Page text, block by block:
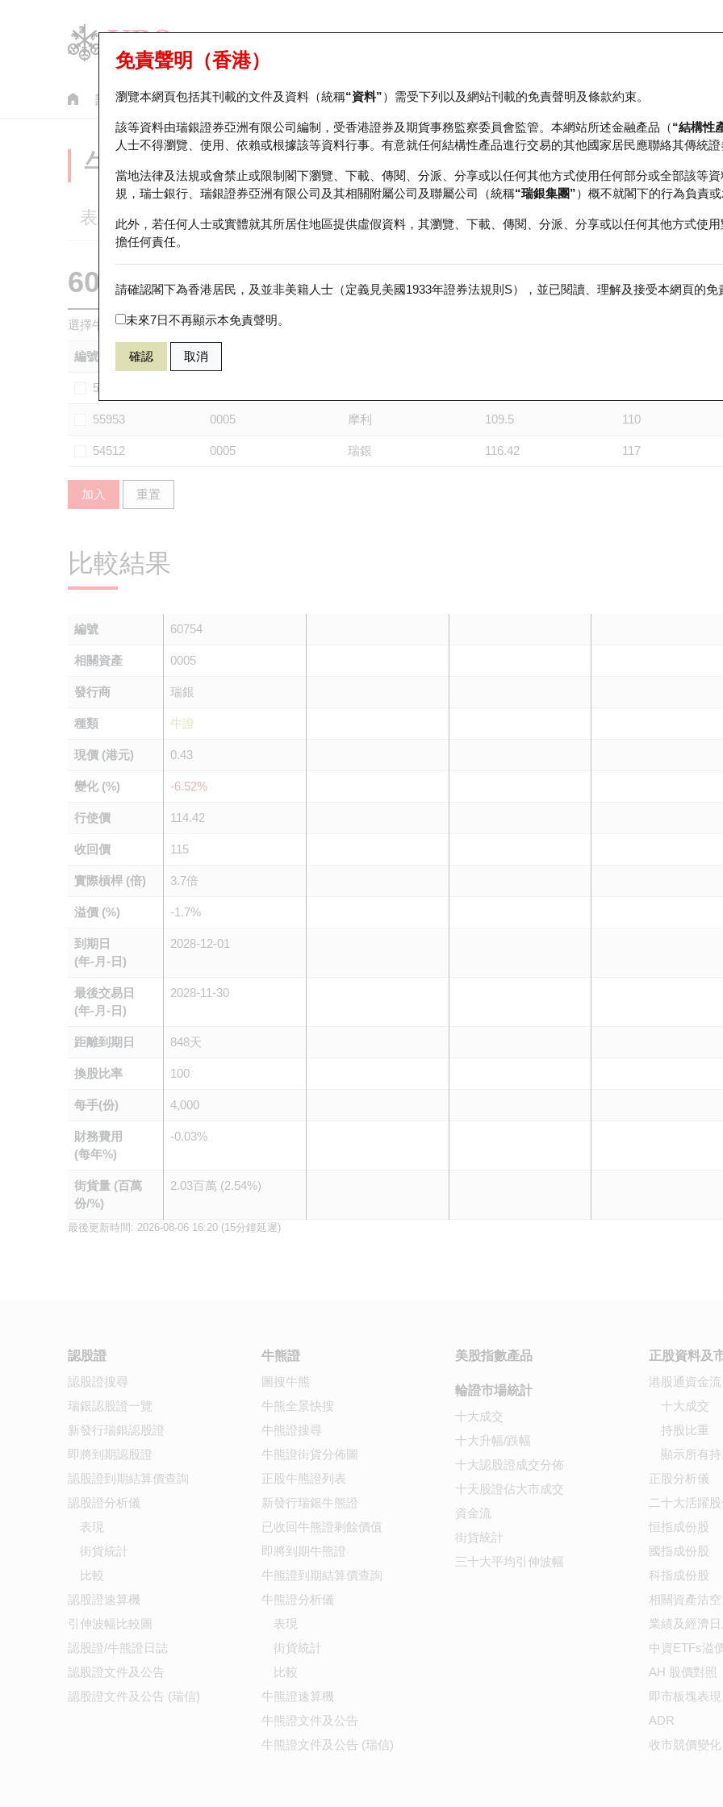
認股證 牛熊證 美股指數產品 輪證市場統計 正股資料及市場統計 瑞銀輪證教室
免責聲明（香港）
瀏覽本網頁包括其刊載的文件及資料（統稱“資料”）需受下列以及網站刊載的免責聲明及條款約束。
該等資料由瑞銀證券亞洲有限公司編制，受香港證券及期貨事務監察委員會監管。本網站所述金融產品（“結構性
人士不得瀏覽、使用、依賴或根據該等資料行事。有意就任何結構性產品進行交易的其他國家居民應聯絡其傳統證
當地法律及法規或會禁止或限制閣下瀏覽、下載、傳閱、分派、分享或以任何其他方式使用任何部分或全部該等
規，瑞士銀行、瑞銀證券亞洲有限公司及其相關附屬公司及聯屬公司（統稱“瑞銀集團”）概不就閣下的行為負責或
此外，若任何人士或實體就其所居住地區提供虛假資料，其瀏覽、下載、傳閱、分派、分享或以任何其他方式使
擔任何責任。
請確認閣下為香港居民，及並非美籍人士（定義見美國1933年證券法規則S），並已閱讀、理解及接受本網頁的免
未來7日不再顯示本免責聲明。
確認 取消
牛熊證分析儀
表現 街貨統計 比較
60754 瑞銀牛證 0005 匯豐控股
選擇牛熊證作比較 *你可以選擇最多五隻牛熊證
編號
59824
55953 0005 摩利 109.5 110
54512 0005 瑞銀 116.42 117
加入 重置
比較結果
編號 60754
相關資產 0005
發行商 瑞銀
種類 牛證
現價 (港元) 0.43
變化 (%) -6.52%
行使價 114.42
收回價 115
實際槓桿 (倍) 3.7倍
溢價 (%) -1.7%
到期日
(年-月-日)
2028-12-01
最後交易日
(年-月-日)
2028-11-30
距離到期日 848天
換股比率 100
每手(份) 4,000
財務費用
(每年%)
-0.03%
街貨量 (百萬
份/%)
2.03百萬 (2.54%)
最後更新時間: 2026-08-06 16:20 (15分鐘延遲)
認股證
認股證搜尋
瑞銀認股證一覽
新發行瑞銀認股證
即將到期認股證
認股證到期結算價查詢
認股證分析儀
表現
街貨統計
比較
認股證速算機
引伸波幅比較圖
認股證/牛熊證日誌
認股證文件及公告
認股證文件及公告 (瑞信)
牛熊證
圖搜牛熊
牛熊全景快搜
牛熊證搜尋
牛熊證街貨分佈圖
正股牛熊證列表
新發行瑞銀牛熊證
已收回牛熊證剩餘價值
即將到期牛熊證
牛熊證到期結算價查詢
牛熊證分析儀
表現
街貨統計
比較
牛熊證速算機
牛熊證文件及公告
牛熊證文件及公告 (瑞信)
美股指數產品
輪證市場統計
十大成交
十大升幅/跌幅
十大認股證成交分佈
十天股證佔大市成交
資金流
街貨統計
三十大平均引伸波幅
正股資料及
港股通資金流
十大成交
持股比重
顯示所有
正股分析儀
二十大活躍
恒指成份股
國指成份股
科指成份股
相關資產沽空
業績及經濟
中資ETFs溢
AH 股價對照
即市板塊表現
ADR
收市競價變化